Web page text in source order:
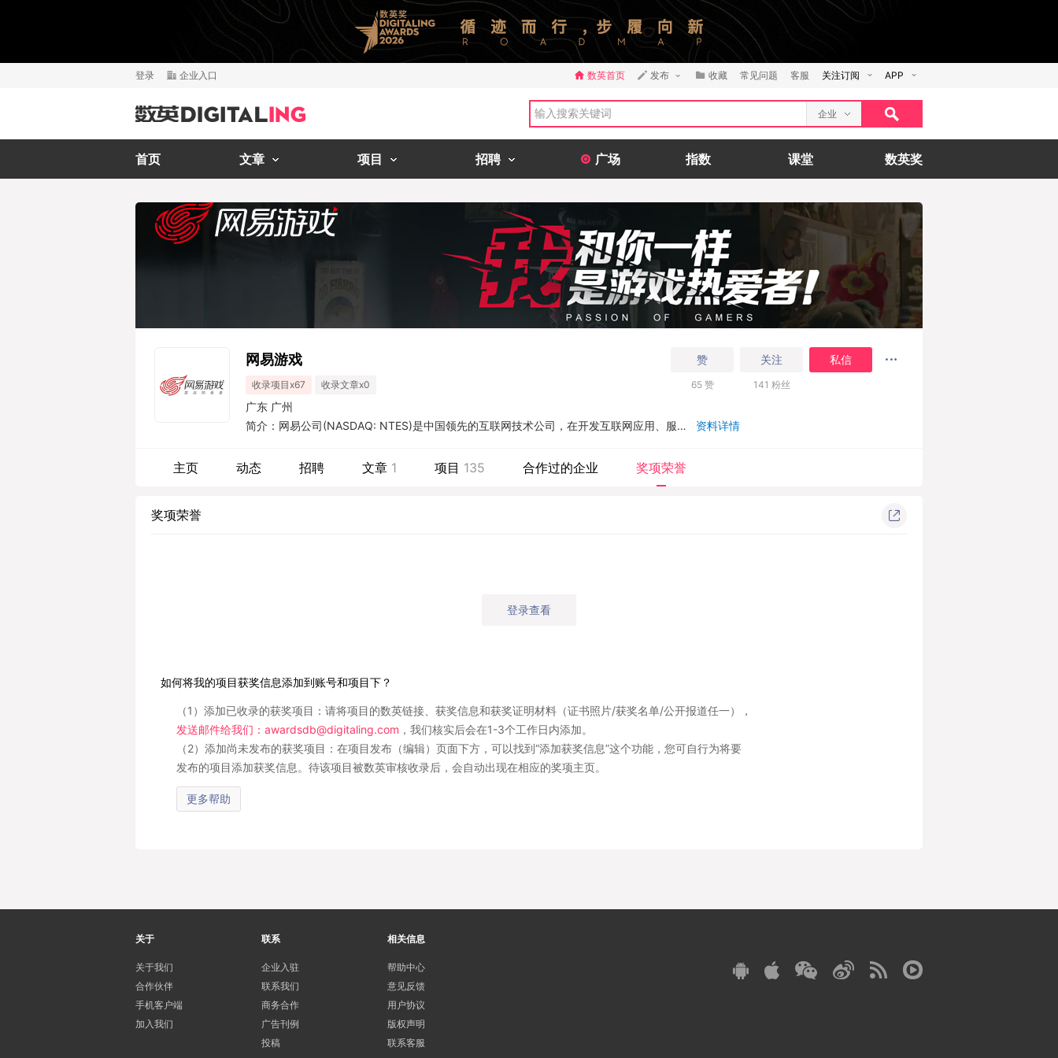
登录 企业入口 数英首页 发布 收藏 常见问题 客服 关注订阅 APP
企业
首页 文章 项目 招聘 广场 指数 课堂 数英奖
网易游戏
收录项目x67 收录文章x0
赞 关注 私信
65赞 141 粉丝
广东 广州
简介：网易公司(NASDAQ: NTES)是中国领先的互联网技术公司，在开发互联网应用、服务
使命感，网易利用最先进的互联网技术，加强人与人之间信息的交流和共享，实现“网聚人的
资料详情
主页 动态 招聘 文章 1 项目 135 合作过的企业 奖项荣誉
奖项荣誉
登录查看
如何将我的项目获奖信息添加到账号和项目下？
（1）添加已收录的获奖项目：请将项目的数英链接、获奖信息和获奖证明材料（证书照片/获奖名单/公开报道任一），
发送邮件给我们：awardsdb@digitaling.com ，我们核实后会在1-3个工作日内添加。
（2）添加尚未发布的获奖项目：在项目发布（编辑）页面下方，可以找到“添加获奖信息”这个功能，您可自行为将要
发布的项目添加获奖信息。待该项目被数英审核收录后，会自动出现在相应的奖项主页。
更多帮助
关于
关于我们
合作伙伴
手机客户端
加入我们
联系
企业入驻
联系我们
商务合作
广告刊例
投稿
相关信息
帮助中心
意见反馈
用户协议
版权声明
联系客服